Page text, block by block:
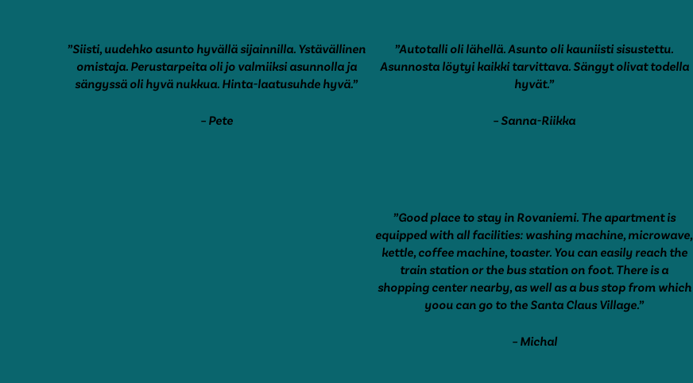
”Siisti, uudehko asunto hyvällä sijainnilla. Ystävällinen
omistaja. Perustarpeita oli jo valmiiksi asunnolla ja
sängyssä oli hyvä nukkua. Hinta-laatusuhde hyvä.”
– Pete
”Autotalli oli lähellä. Asunto oli kauniisti sisustettu.
Asunnosta löytyi kaikki tarvittava. Sängyt olivat todella
hyvät.”
– Sanna-Riikka
”Good place to stay in Rovaniemi. The apartment is
equipped with all facilities: washing machine, microwave,
kettle, coffee machine, toaster. You can easily reach the
train station or the bus station on foot. There is a
shopping center nearby, as well as a bus stop from which
yoou can go to the Santa Claus Village.”
– Michal